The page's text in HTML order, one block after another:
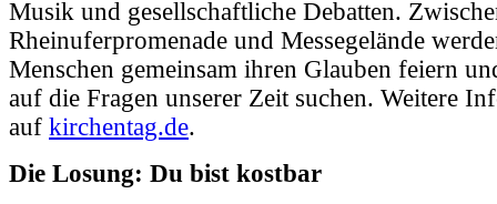
Musik und gesellschaftliche Debatten.
Rheinuferpromenade und Messegelände
Menschen gemeinsam ihren Glauben feiern
auf die Fragen unserer Zeit suchen. Weitere
auf kirchentag.de.
Die Losung: Du bist kostbar